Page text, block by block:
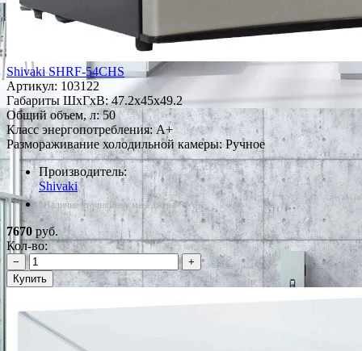
Shivaki SHRF-54CHS
Артикул: 103122
Габариты ШxГxВ: 47.2x45x49.2
Общий объем, л: 50
Класс энергопотребления: A+
Размораживание холодильной камеры: Ручное
Производитель:
Shivaki
*Наличие уточняйте у менеджера
7670руб.
Кол-во:
−
+
Купить